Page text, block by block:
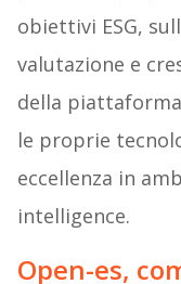
obiettivi ESG,
valutazione e
della
le proprie
eccellenza in
intelligence.
Open-es,